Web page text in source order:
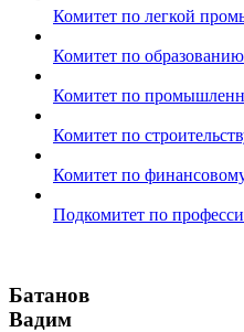
Комитет по легкой
Комитет по образованию
Комитет по
Комитет по
Комитет по
Подкомитет по
Батанов
Вадим